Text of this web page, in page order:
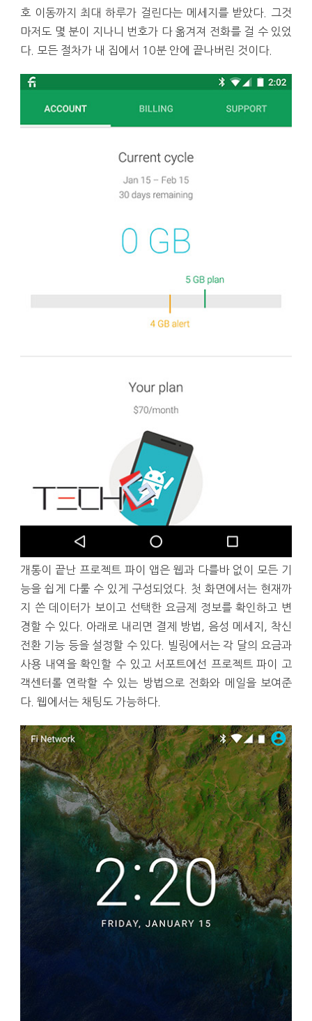
호 이동까지 최대 하루가 걸린다는 메세지를 받았다. 그것
마저도 몇 분이 지나니 번호가 다 옮겨져 전화를 걸 수 있었
다. 모든 절차가 내 집에서 10분 안에 끝나버린 것이다.
개통이 끝난 프로젝트 파이 앱은 웹과 다를바 없이 모든 기
능을 쉽게 다룰 수 있게 구성되었다. 첫 화면에서는 현재까
지 쓴 데이터가 보이고 선택한 요금제 정보를 확인하고 변
경할 수 있다. 아래로 내리면 결제 방법, 음성 메세지, 착신
전환 기능 등을 설정할 수 있다. 빌링에서는 각 달의 요금과
사용 내역을 확인할 수 있고 서포트에선 프로젝트 파이 고
객센터롤 연락할 수 있는 방법으로 전화와 메일을 보여준
다. 웹에서는 채팅도 가능하다.